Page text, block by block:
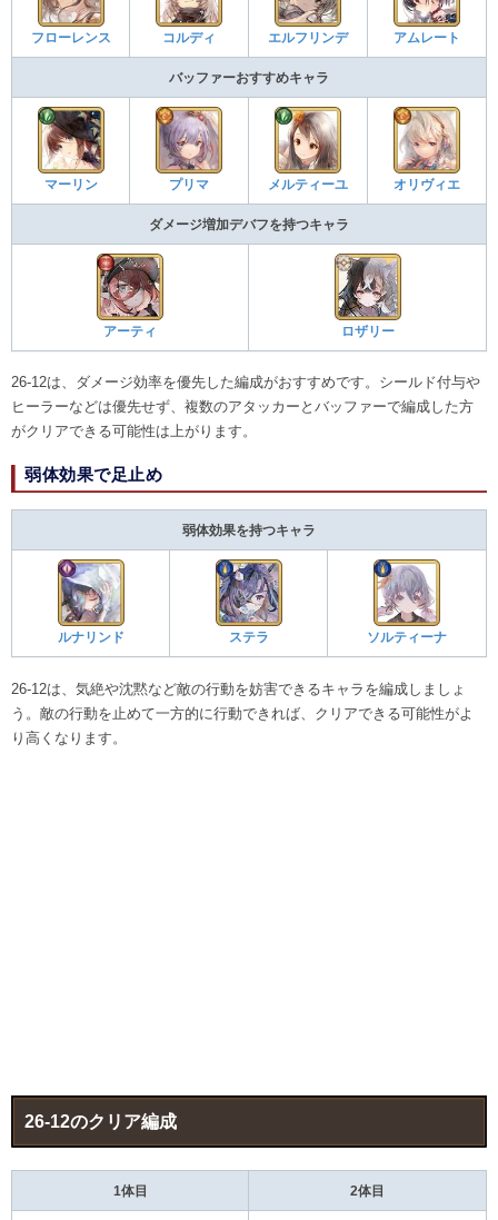
フローレンス コルディ エルフリンデ アムレート
バッファーおすすめキャラ
マーリン プリマ メルティーユ オリヴィエ
ダメージ増加デバフを持つキャラ
アーティ ロザリー
26-12は、ダメージ効率を優先した編成がおすすめです。シールド付与や
ヒーラーなどは優先せず、複数のアタッカーとバッファーで編成した方
がクリアできる可能性は上がります。
弱体効果で足止め
弱体効果を持つキャラ
ルナリンド ステラ ソルティーナ
26-12は、気絶や沈黙など敵の行動を妨害できるキャラを編成しましょ
う。敵の行動を止めて一方的に行動できれば、クリアできる可能性がよ
り高くなります。
26-12のクリア編成
1体目 2体目